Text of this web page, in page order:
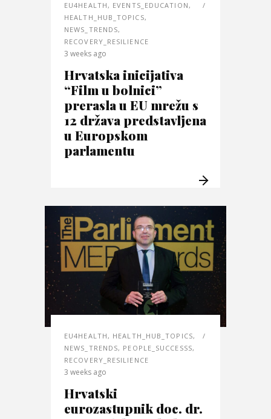
EU4HEALTH, EVENTS_EDUCATION,
HEALTH_HUB_TOPICS,
NEWS_TRENDS,
RECOVERY_RESILIENCE
3 weeks ago
Hrvatska inicijativa
“Film u bolnici”
prerasla u EU mrežu s
12 država predstavljena
u Europskom
parlamentu
EU4HEALTH, HEALTH_HUB_TOPICS,
NEWS_TRENDS, PEOPLE_SUCCESSS,
RECOVERY_RESILIENCE
3 weeks ago
Hrvatski
eurozastupnik doc. dr.